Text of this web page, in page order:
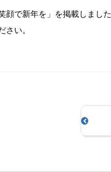
顔で新年を」を掲載しました
さい。